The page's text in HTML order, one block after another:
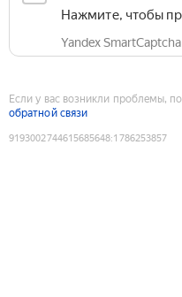
Нажмите, чтобы
Yandex SmartCaptcha
Если у вас возникли проблемы,
обратной связи
9193002744615685648:1786253857